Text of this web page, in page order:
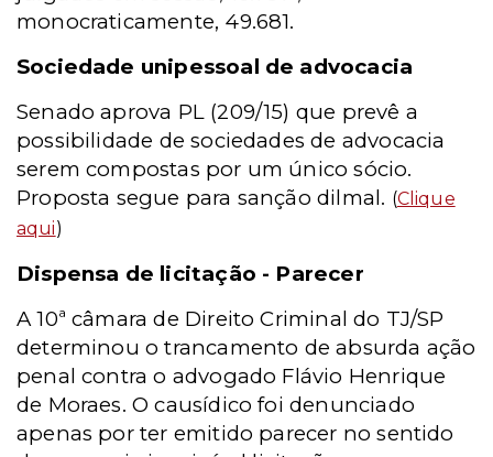
monocraticamente, 49.681.
Sociedade unipessoal de advocacia
Senado aprova PL (209/15) que prevê a
possibilidade de sociedades de advocacia
serem compostas por um único sócio.
Proposta segue para sanção dilmal. (Clique
aqui)
Dispensa de licitação - Parecer
A 10ª câmara de Direito Criminal do TJ/SP
determinou o trancamento de absurda ação
penal contra o advogado Flávio Henrique
de Moraes. O causídico foi denunciado
apenas por ter emitido parecer no sentido